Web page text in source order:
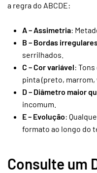
a regra do ABCDE:
A – Assimetria:
B – Bordas
serrilhados.
C – Cor variável:
pinta (preto, marrom,
D – Diâmetro maior
incomum.
E – Evolução:
formato ao longo do
Consulte um